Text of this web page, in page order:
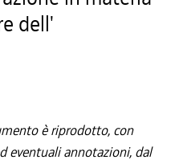
dell'
è riprodotto, con
eventuali annotazioni, dal